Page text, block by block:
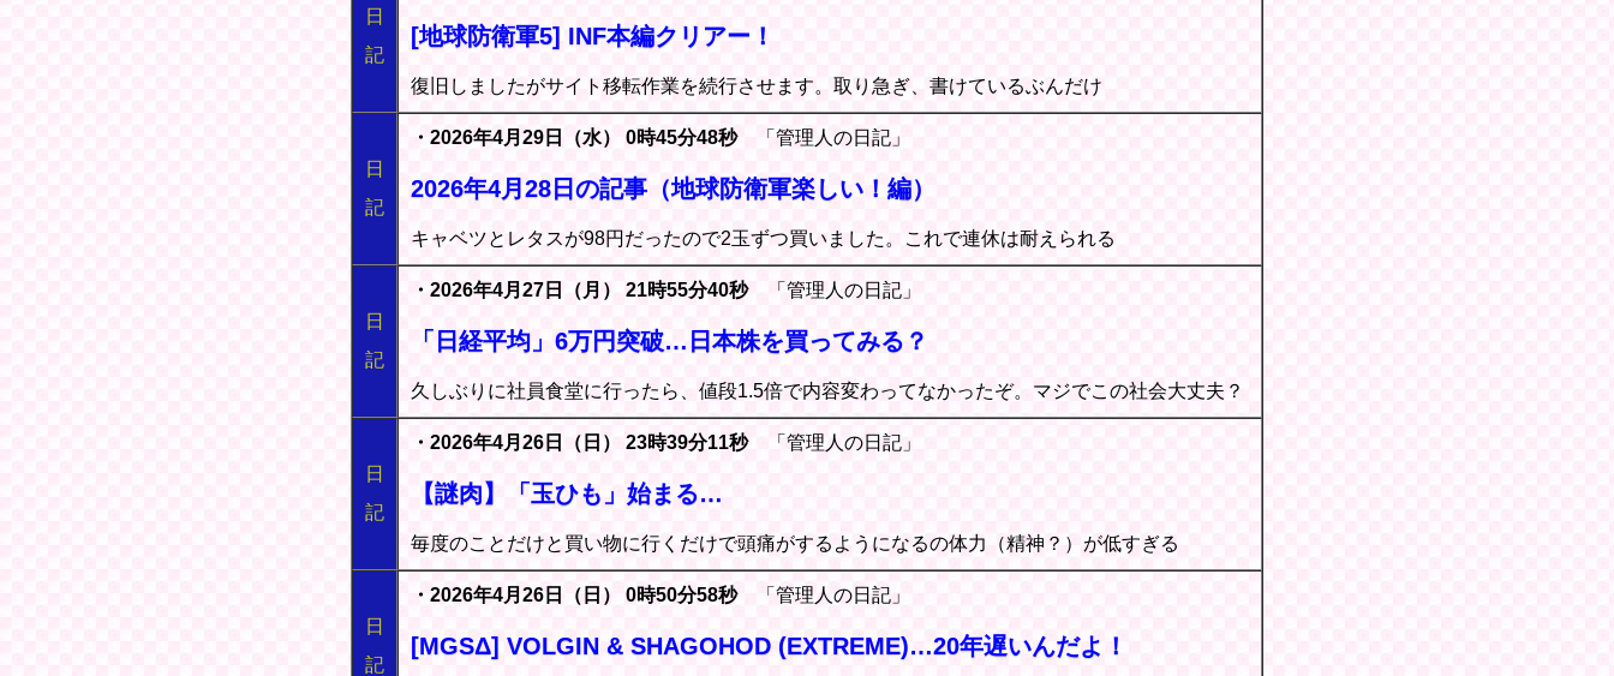
日
記
[地球防衛軍5] INF本編クリアー！
復旧しましたがサイト移転作業を続行させます。取り急ぎ、書けているぶんだけ
日
記
・2026年4月29日（水） 0時45分48秒「管理人の日記」
2026年4月28日の記事（地球防衛軍楽しい！編）
キャベツとレタスが98円だったので2玉ずつ買いました。これで連休は耐えられる
日
記
・2026年4月27日（月） 21時55分40秒「管理人の日記」
「日経平均」6万円突破…日本株を買ってみる？
久しぶりに社員食堂に行ったら、値段1.5倍で内容変わってなかったぞ。マジでこの社会大丈夫？
日
記
・2026年4月26日（日） 23時39分11秒「管理人の日記」
【謎肉】「玉ひも」始まる…
毎度のことだけと買い物に行くだけで頭痛がするようになるの体力（精神？）が低すぎる
日
記
・2026年4月26日（日） 0時50分58秒「管理人の日記」
[MGSΔ] VOLGIN & SHAGOHOD (EXTREME)…20年遅いんだよ！